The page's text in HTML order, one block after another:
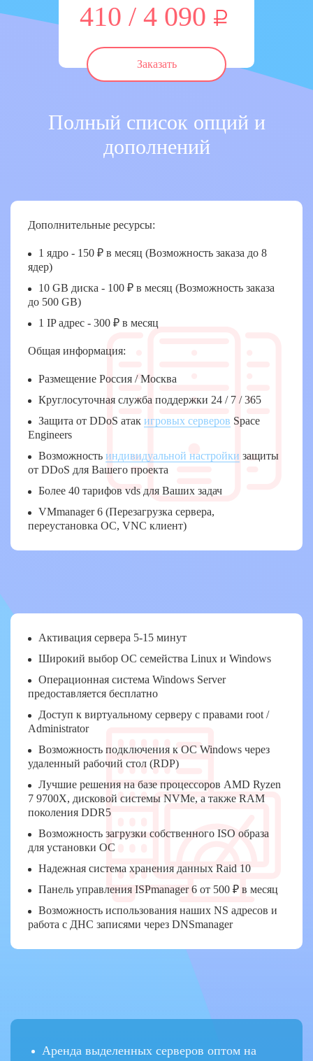
410 / 4 090
Заказать
Полный список опций и
дополнений
Дополнительные ресурсы:
1 ядро - 150 ₽ в месяц (Возможность заказа до 8
ядер)
10 GB диска - 100 ₽ в месяц (Возможность заказа
до 500 GB)
1 IP адрес - 300 ₽ в месяц
Общая информация:
Размещение Россия / Москва
Круглосуточная служба поддержки 24 / 7 / 365
Защита от DDoS атак игровых серверов Space
Engineers
Возможность индивидуальной настройки защиты
от DDoS для Вашего проекта
Более 40 тарифов vds для Ваших задач
VMmanager 6 (Перезагрузка сервера,
переустановка ОС, VNC клиент)
Активация сервера 5-15 минут
Широкий выбор ОС семейства Linux и Windows
Операционная система Windows Server
предоставляется бесплатно
Доступ к виртуальному серверу с правами root /
Administrator
Возможность подключения к ОС Windows через
удаленный рабочий стол (RDP)
Лучшие решения на базе процессоров AMD Ryzen
7 9700X, дисковой системы NVMe, а также RAM
поколения DDR5
Возможность загрузки собственного ISO образа
для установки ОС
Надежная система хранения данных Raid 10
Панель управления ISPmanager 6 от 500 ₽ в месяц
Возможность использования наших NS адресов и
работа с ДНС записями через DNSmanager
Аренда выделенных серверов оптом на